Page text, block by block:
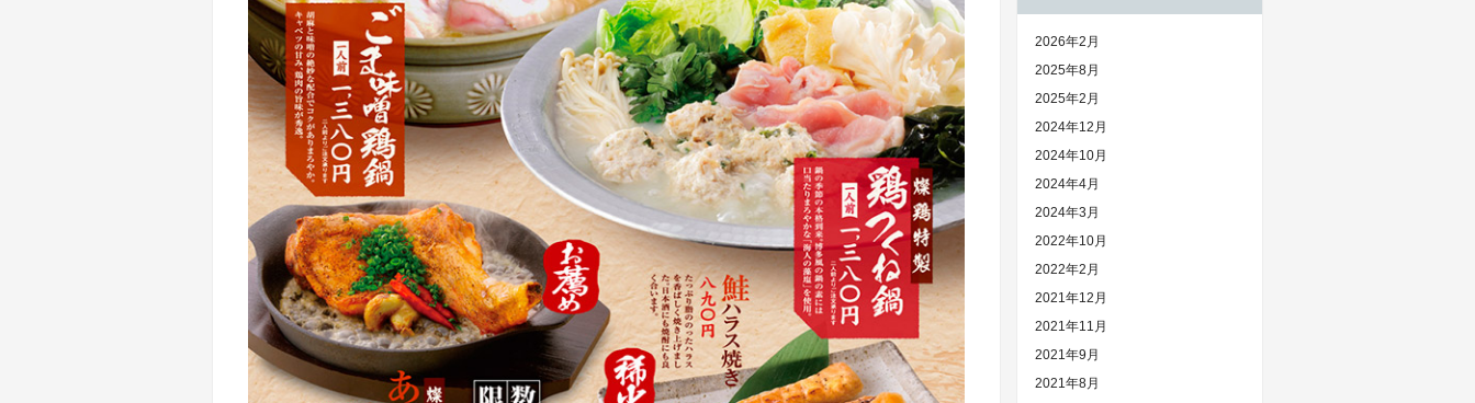
2026年2月
2025年8月
2025年2月
2024年12月
2024年10月
2024年4月
2024年3月
2022年10月
2022年2月
2021年12月
2021年11月
2021年9月
2021年8月